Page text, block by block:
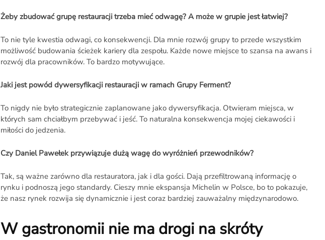
Raporcie
Redakcja
Kontakt
Newsletter
RR.pl
Rozmowa
na
Noże
Żeby zbudować grupę restauracji trzeba mieć odwagę? A może w grupie jest łatwiej?
To nie tyle kwestia odwagi, co konsekwencji. Dla mnie rozwój grupy to przede wszystkim
możliwość budowania ścieżek kariery dla zespołu. Każde nowe miejsce to szansa na awans i
rozwój dla pracowników. To bardzo motywujące.
Jaki jest powód dywersyfikacji restauracji w ramach Grupy Ferment?
To nigdy nie było strategicznie zaplanowane jako dywersyfikacja. Otwieram miejsca, w
których sam chciałbym przebywać i jeść. To naturalna konsekwencja mojej ciekawości i
miłości do jedzenia.
Czy Daniel Pawełek przywiązuje dużą wagę do wyróżnień przewodników?
Tak, są ważne zarówno dla restauratora, jak i dla gości. Dają przefiltrowaną informację o
rynku i podnoszą jego standardy. Cieszy mnie ekspansja Michelin w Polsce, bo to pokazuje,
że nasz rynek rozwija się dynamicznie i jest coraz bardziej zauważalny międzynarodowo.
W gastronomii nie ma drogi na skróty